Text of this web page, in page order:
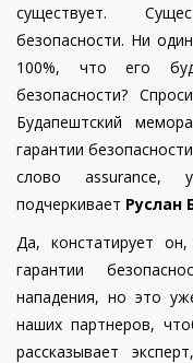
существует.
безопасности. Ни
100%, что его
безопасности?
Будапештский
гарантии
слово assurance,
подчеркивает Руслан
Да, констатирует
гарантии
нападения, но это
наших партнеров,
рассказывает